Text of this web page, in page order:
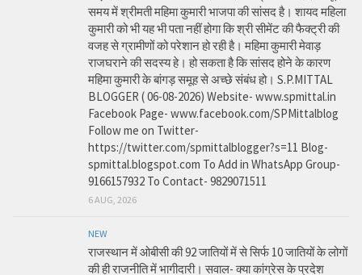
समय में श्रीमती महिमा कुमारी भाजपा की सांसद है। शायद महिला
कुमारी को भी यह भी पता नहीं होगा कि श्री सीमेंट की फैक्ट्री की
वजह से ग्रामीणों को परेशान हो रही है। महिमा कुमारी मेवाड़
राजघराने की सदस्य हे। हो सकता है कि सांसद होने के कारण
महिमा कुमारी के बांगड़ समूह से अच्छे संबंध हो। S.P.MITTAL
BLOGGER ( 06-08-2026) Website- www.spmittal.in
Facebook Page- www.facebook.com/SPMittalblog
Follow me on Twitter-
https://twitter.com/spmittalblogger?s=11 Blog-
spmittal.blogspot.com To Add in WhatsApp Group-
9166157932 To Contact- 9829071511
6 AUG, 2026
NEW
राजस्थान में ओबीसी की 92 जातियों में से सिर्फ 10 जातियों के लोगों
की ही राजनीति में भागीदारी। सवाल- क्या कांग्रेस के प्रदेश